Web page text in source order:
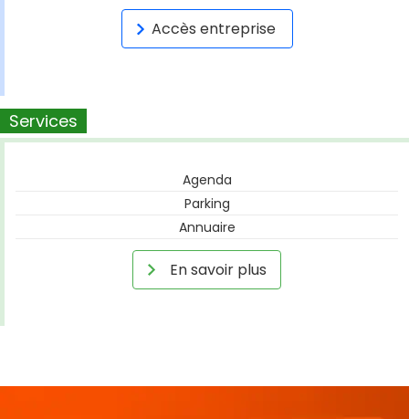
Accès entreprise
Services
Agenda
Parking
Annuaire
En savoir plus